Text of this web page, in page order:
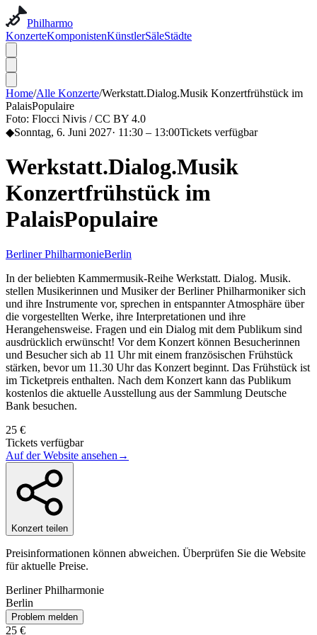
Philharmo
KonzerteKomponistenKünstlerSäleStädte
Home/Alle Konzerte/Werkstatt.Dialog.Musik Konzertfrühstück im
PalaisPopulaire
Foto: Flocci Nivis / CC BY 4.0
◆Sonntag, 6. Juni 2027· 11:30 – 13:00Tickets verfügbar
Werkstatt.Dialog.Musik
Konzertfrühstück im
PalaisPopulaire
Berliner PhilharmonieBerlin
In der beliebten Kammermusik-Reihe Werkstatt. Dialog. Musik.
stellen Musikerinnen und Musiker der Berliner Philharmoniker sich
und ihre Instrumente vor, sprechen in entspannter Atmosphäre über
die vorgestellten Werke, ihre Interpretationen und ihre
Herangehensweise. Fragen und ein Dialog mit dem Publikum sind
ausdrücklich erwünscht! Vor dem Konzert können Besucherinnen
und Besucher sich ab 11 Uhr mit einem französischen Frühstück
stärken, bevor um 11.30 Uhr das Konzert beginnt. Das Frühstück ist
im Ticketpreis enthalten. Nach dem Konzert kann das Publikum
kostenlos die aktuelle Ausstellung aus der Sammlung Deutsche
Bank besuchen.
25 €
Tickets verfügbar
Auf der Website ansehen →
Konzert teilen
Preisinformationen können abweichen. Überprüfen Sie die Website
für aktuelle Preise.
Berliner Philharmonie
Berlin
Problem melden
25 €